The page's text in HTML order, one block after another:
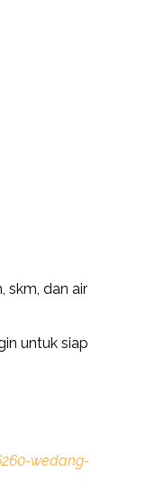
skm, dan air
untuk siap
wedang-